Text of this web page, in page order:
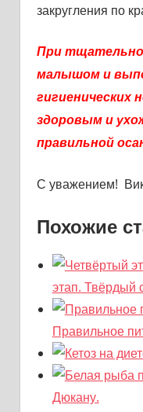
закругления по
При
малышом и
гигиенических
здоровым и
правильной
С уважением!
Похожие
этап. Твёрдый
Правильное
Дюкану.